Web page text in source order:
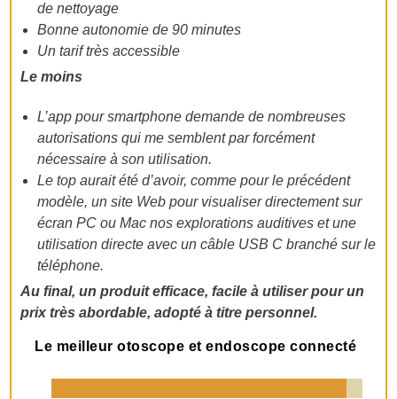
de nettoyage
Bonne autonomie de 90 minutes
Un tarif très accessible
Le moins
L’app pour smartphone demande de nombreuses
autorisations qui me semblent par forcément
nécessaire à son utilisation.
Le top aurait été d’avoir, comme pour le précédent
modèle, un site Web pour visualiser directement sur
écran PC ou Mac nos explorations auditives et une
utilisation directe avec un câble USB C branché sur le
téléphone.
Au final, un produit efficace, facile à utiliser pour un
prix très abordable, adopté à titre personnel.
Le meilleur otoscope et endoscope connecté